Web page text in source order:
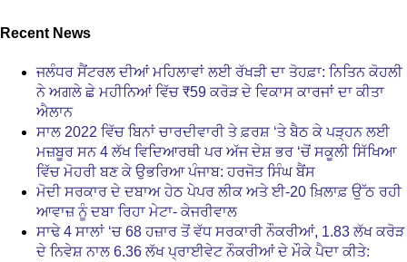
Recent News
ਜਲੰਧਰ ਸੈਂਟਰਲ ਦੀਆਂ ਮਹਿਲਾਵਾਂ ਲਈ ਰੱਖੜੀ ਦਾ ਤੋਹਫ਼ਾ: ਨਿਤਿਨ ਕੋਹਲੀ
ਨੇ ਅਗਲੇ ਛੇ ਮਹੀਨਿਆਂ ਵਿੱਚ ₹59 ਕਰੋੜ ਦੇ ਵਿਕਾਸ ਕਾਰਜਾਂ ਦਾ ਕੀਤਾ
ਐਲਾਨ
ਸਾਲ 2022 ਵਿੱਚ ਬਿਨਾਂ ਚਾਰਦੀਵਾਰੀ ਤੇ ਫ਼ਰਸ਼ ‘ਤੇ ਬੈਠ ਕੇ ਪੜ੍ਹਨ ਲਈ
ਮਜ਼ਬੂਰ ਸਨ 4 ਲੱਖ ਵਿਦਿਆਰਥੀ ਪਰ ਅੱਜ ਦੇਸ਼ ਭਰ ‘ਚੋਂ ਸਕੂਲੀ ਸਿੱਖਿਆ
ਵਿੱਚ ਮੋਹਰੀ ਬਣ ਕੇ ਉਭਰਿਆ ਪੰਜਾਬ: ਹਰਜੋਤ ਸਿੰਘ ਬੈਂਸ
ਮੋਦੀ ਸਰਕਾਰ ਦੇ ਦਬਾਅ ਹੇਠ ਪੇਪਰ ਲੀਕ ਅਤੇ ਈ-20 ਖ਼ਿਲਾਫ਼ ਉੱਠ ਰਹੀ
ਆਵਾਜ਼ ਨੂੰ ਦਬਾ ਰਿਹਾ ਮੇਟਾ- ਕੇਜਰੀਵਾਲ
ਸਾਢੇ 4 ਸਾਲਾਂ ‘ਚ 68 ਹਜ਼ਾਰ ਤੋਂ ਵੱਧ ਸਰਕਾਰੀ ਨੌਕਰੀਆਂ, 1.83 ਲੱਖ ਕਰੋੜ
ਦੇ ਨਿਵੇਸ਼ ਨਾਲ 6.36 ਲੱਖ ਪ੍ਰਾਈਵੇਟ ਨੌਕਰੀਆਂ ਦੇ ਮੌਕੇ ਪੈਦਾ ਕੀਤੇ: